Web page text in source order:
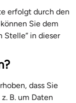
erfolgt durch den
Sie dem
in dieser
dass Sie
B. um Daten